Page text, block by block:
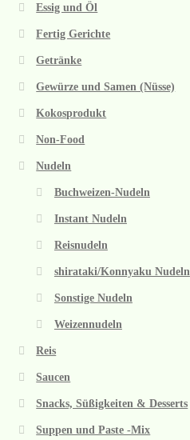
Essig und Öl
Fertig Gerichte
Getränke
Gewürze und Samen (Nüsse)
Kokosprodukt
Non-Food
Nudeln
Buchweizen-Nudeln
Instant Nudeln
Reisnudeln
shirataki/Konnyaku Nudeln
Sonstige Nudeln
Weizennudeln
Reis
Saucen
Snacks, Süßigkeiten & Desserts
Suppen und Paste -Mix